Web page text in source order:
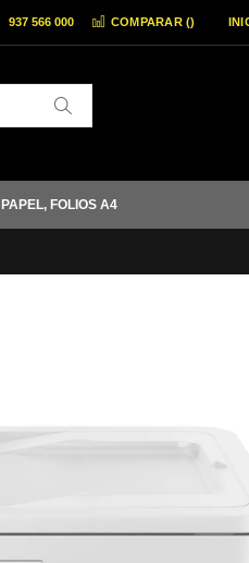
COMPARAR ()
937 566 000
PAPEL, FOLIOS A4